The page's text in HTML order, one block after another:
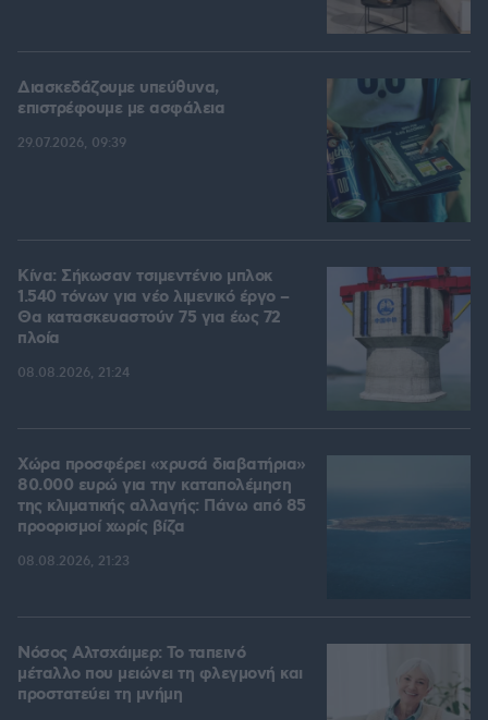
Διασκεδάζουμε υπεύθυνα,
επιστρέφουμε με ασφάλεια
29.07.2026, 09:39
Κίνα: Σήκωσαν τσιμεντένιο μπλοκ
1.540 τόνων για νέο λιμενικό έργο –
Θα κατασκευαστούν 75 για έως 72
πλοία
08.08.2026, 21:24
Χώρα προσφέρει «χρυσά διαβατήρια»
80.000 ευρώ για την καταπολέμηση
της κλιματικής αλλαγής: Πάνω από 85
προορισμοί χωρίς βίζα
08.08.2026, 21:23
Νόσος Αλτσχάιμερ: Το ταπεινό
μέταλλο που μειώνει τη φλεγμονή και
προστατεύει τη μνήμη